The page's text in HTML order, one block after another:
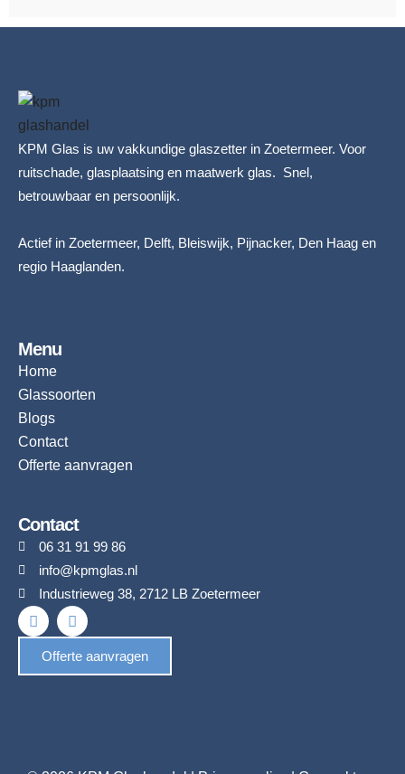
KPM Glas is uw vakkundige glaszetter in Zoetermeer. Voor
ruitschade, glasplaatsing en maatwerk glas. Snel,
betrouwbaar en persoonlijk.
Actief in Zoetermeer, Delft, Bleiswijk, Pijnacker, Den Haag en
regio Haaglanden.
Menu
Home
Glassoorten
Blogs
Contact
Offerte aanvragen
Contact
06 31 91 99 86
info@kpmglas.nl
Industrieweg 38, 2712 LB Zoetermeer
F
a
c
b
I
n
s
t
a
Offerte aanvragen